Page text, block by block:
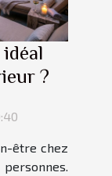
?
être chez